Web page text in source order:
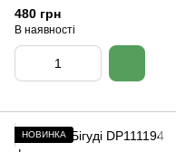
480 грн
В наявності
НОВИНКА